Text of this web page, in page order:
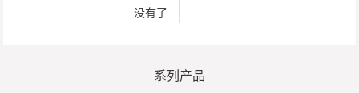
没有了
系列产品